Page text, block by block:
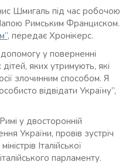
Шмигаль під час робочою
Папою Римським Франциском.
, передає Хронікерс.
у поверненні
яких утримують, які
злочинним способом. Я
відвідати Україну”,
у двосторонній
України, провів зустріч
Італійської
парламенту.